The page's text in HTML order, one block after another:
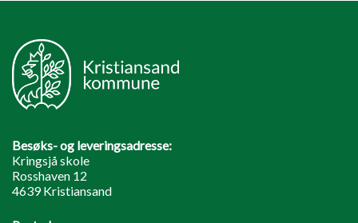
Besøks- og leveringsadresse:
Kringsjå skole
Rosshaven 12
4639 Kristiansand